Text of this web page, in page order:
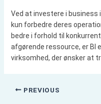
Ved at investere i business
kun forbedre deres
bedre i forhold til
afgørende ressource, er BI
virksomhed, der ønsker at
PREVIOUS